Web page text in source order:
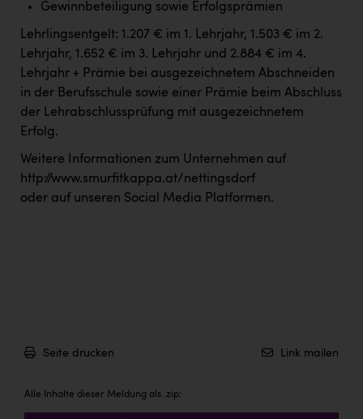
Gewinnbeteiligung sowie Erfolgsprämien
Lehrlingsentgelt: 1.207 € im 1. Lehrjahr, 1.503 € im 2.
Lehrjahr, 1.652 € im 3. Lehrjahr und 2.884 € im 4.
Lehrjahr + Prämie bei ausgezeichnetem Abschneiden
in der Berufsschule sowie einer Prämie beim Abschluss
der Lehrabschlussprüfung mit ausgezeichnetem
Erfolg.
Weitere Informationen zum Unternehmen auf
http://www.smurfitkappa.at/nettingsdorf
oder auf unseren Social Media Platformen.
Seite drucken Link mailen
Alle Inhalte dieser Meldung als .zip: